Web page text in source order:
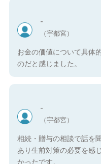
-
（宇都宮）
お金の価値について具体
のだと感じました。
-
（宇都宮）
相続・贈与の相談で話を
あり生前対策の必要を感
かったです。